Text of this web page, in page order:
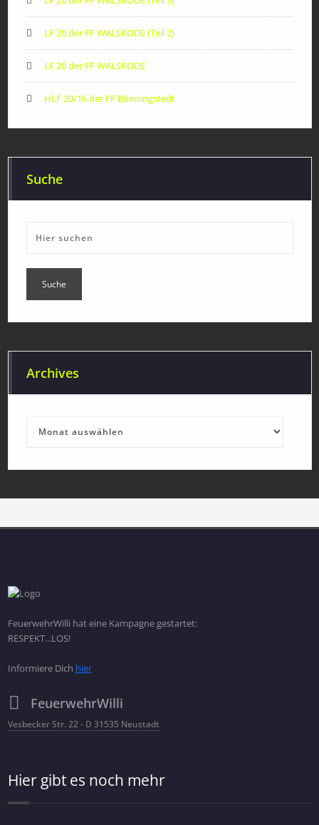
LF 20 der FF WALSRODE (Teil 2)
LF 20 der FF WALSRODE
HLF 20/16 der FF Bönningstedt
Suche
Archives
FeuerwehrWilli hat eine Kampagne gestartet:
RESPEKT...LOS!
Informiere Dich hier
FeuerwehrWilli
Vesbecker Str. 22 - D 31535 Neustadt
Hier gibt es noch mehr